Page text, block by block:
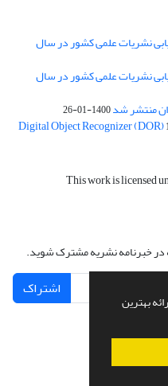
بهترین
نشریات علمی کشور در سال
نشریات علمی کشور در سال
1400-01-26
This work is licensed
در خبرنامه نشریه مشترک شوید.
اشتراک
سازی ازسیناوب